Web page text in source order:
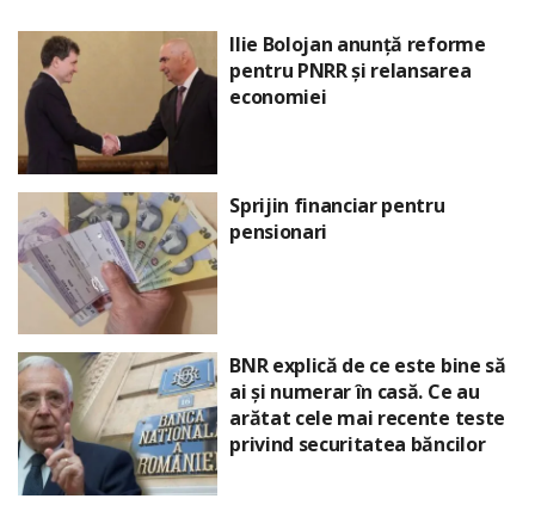
Ilie Bolojan anunță reforme
pentru PNRR și relansarea
economiei
Sprijin financiar pentru
pensionari
BNR explică de ce este bine să
ai și numerar în casă. Ce au
arătat cele mai recente teste
privind securitatea băncilor